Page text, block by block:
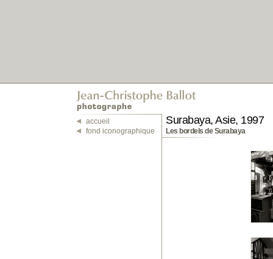
accueil
fond iconographique
Surabaya, Asie, 1997
Les bordels de Surabaya